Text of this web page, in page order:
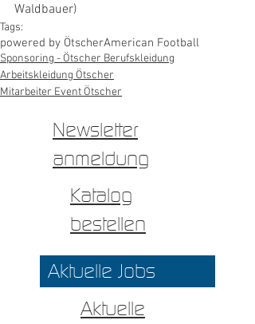
Waldbauer)
Tags:
powered by ÖtscherAmerican Football
Sponsoring - Ötscher Berufskleidung
Arbeitskleidung Ötscher
Mitarbeiter Event Ötscher
Newsletter
anmeldung
Katalog
bestellen
Aktuelle Jobs
Aktuelle